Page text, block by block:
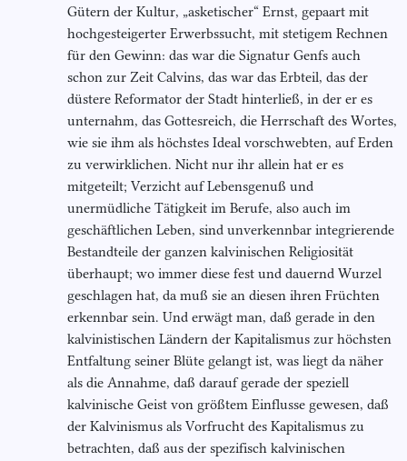
Gütern der Kultur, „asketischer“ Ernst, gepaart mit
hochgesteigerter Erwerbssucht, mit stetigem Rechnen
für den Gewinn: das war die Signatur Genfs auch
schon zur Zeit Calvins, das war das Erbteil, das der
düstere Reformator der Stadt hinterließ, in der er es
unternahm, das Gottesreich, die Herrschaft des Wortes,
wie sie ihm als höchstes Ideal vorschwebten, auf Erden
zu verwirklichen. Nicht nur ihr allein hat er es
mitgeteilt; Verzicht auf Lebensgenuß und
unermüdliche Tätigkeit im Berufe, also auch im
geschäftlichen Leben, sind unverkennbar integrierende
Bestandteile der ganzen kalvinischen Religiosität
überhaupt; wo immer diese fest und dauernd Wurzel
geschlagen hat, da muß sie an diesen ihren Früchten
erkennbar sein. Und erwägt man, daß gerade in den
kalvinistischen Ländern der Kapitalismus zur höchsten
Entfaltung seiner Blüte gelangt ist, was liegt da näher
als die Annahme, daß darauf gerade der speziell
kalvinische Geist von größtem Einflusse gewesen, daß
der Kalvinismus als Vorfrucht des Kapitalismus zu
betrachten, daß aus der spezifisch kalvinischen